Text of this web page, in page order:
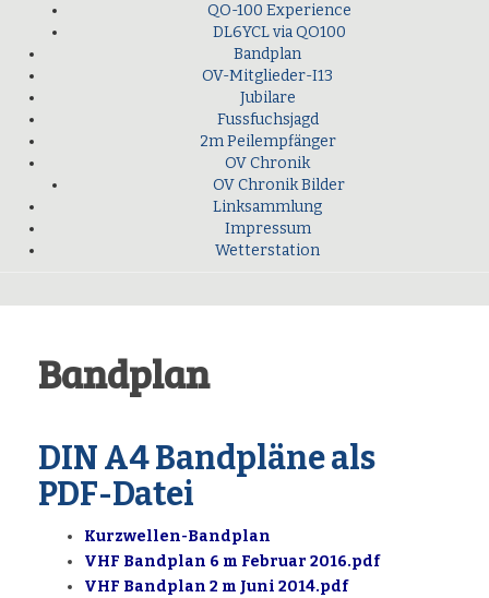
QO-100 Experience
DL6YCL via QO100
Bandplan
OV-Mitglieder-I13
Jubilare
Fussfuchsjagd
2m Peilempfänger
OV Chronik
OV Chronik Bilder
Linksammlung
Impressum
Wetterstation
Bandplan
DIN A4 Bandpläne als
PDF-Datei
Kurzwellen-Bandplan
VHF Bandplan 6 m Februar 2016.pdf
VHF Bandplan 2 m Juni 2014.pdf